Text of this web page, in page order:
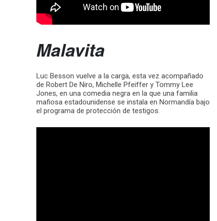
Malavita
Luc Besson vuelve a la carga, esta vez acompañado
de Robert De Niro, Michelle Pfeiffer y Tommy Lee
Jones, en una comedia negra en la que una familia
mafiosa estadounidense se instala en Normandía bajo
el programa de protección de testigos.